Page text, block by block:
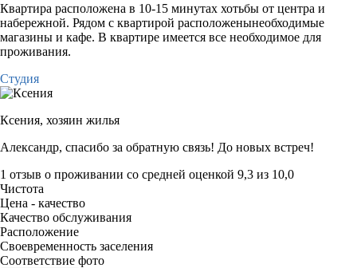
Квартира расположена в 10-15 минутах хотьбы от центра и
набережной. Рядом с квартирой расположенынеобходимые
магазины и кафе. В квартире имеется все необходимое для
проживания.
Студия
Ксения, хозяин жилья
Александр, спасибо за обратную связь! До новых встреч!
1 отзыв о проживании со средней оценкой 9,3 из 10,0
Чистота
Цена - качество
Качество обслуживания
Расположение
Своевременность заселения
Соответствие фото